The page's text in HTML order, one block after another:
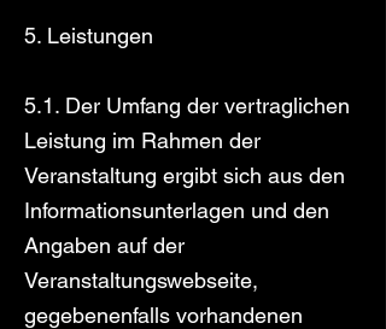
5. Leistungen
5.1. Der Umfang der vertraglichen
Leistung im Rahmen der
Veranstaltung ergibt sich aus den
Informationsunterlagen und den
Angaben auf der
Veranstaltungswebseite,
gegebenenfalls vorhandenen